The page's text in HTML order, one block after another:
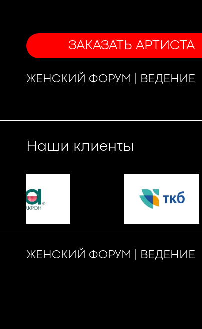
ЗАКАЗАТЬ АРТИСТА
ЖЕНСКИЙ ФОРУМ | ВЕДЕНИЕ
Наши клиенты
ЖЕНСКИЙ ФОРУМ | ВЕДЕНИЕ